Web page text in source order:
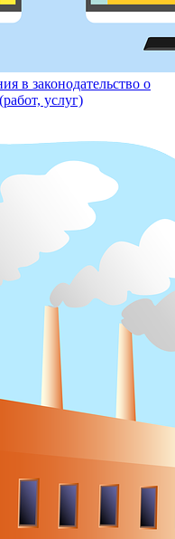
в законодательство о
услуг)